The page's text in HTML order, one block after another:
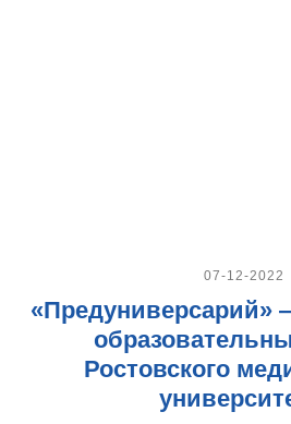
07-12-2022
«Предуниверсарий»
Ростовского